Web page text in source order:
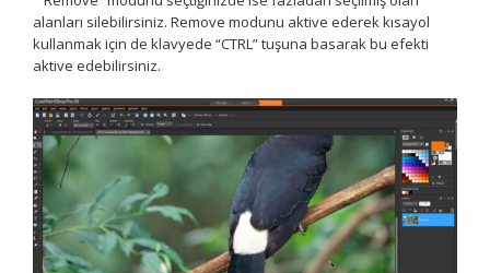
alanları silebilirsiniz. Remove modunu aktive ederek kısayol
kullanmak için de klavyede “CTRL” tuşuna basarak bu efekti
aktive edebilirsiniz.